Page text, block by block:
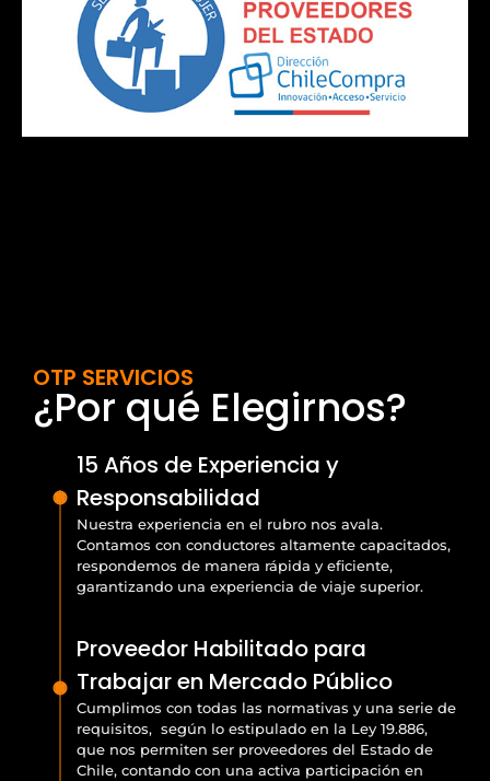
OTP SERVICIOS
¿Por qué Elegirnos?
15 Años de Experiencia y
Responsabilidad
Nuestra experiencia en el rubro nos avala.
Contamos con conductores altamente capacitados,
respondemos de manera rápida y eficiente,
garantizando una experiencia de viaje superior.
Proveedor Habilitado para
Trabajar en Mercado Público
Cumplimos con todas las normativas y una serie de
requisitos, según lo estipulado en la Ley 19.886,
que nos permiten ser proveedores del Estado de
Chile, contando con una activa participación en